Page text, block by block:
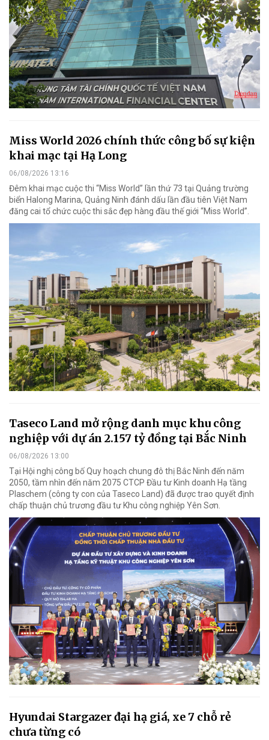
Miss World 2026 chính thức công bố sự kiện
khai mạc tại Hạ Long
06/08/2026 13:16
Đêm khai mạc cuộc thi “Miss World” lần thứ 73 tại Quảng trường
biển Halong Marina, Quảng Ninh đánh dấu lần đầu tiên Việt Nam
đăng cai tổ chức cuộc thi sắc đẹp hàng đầu thế giới “Miss World”.
Taseco Land mở rộng danh mục khu công
nghiệp với dự án 2.157 tỷ đồng tại Bắc Ninh
06/08/2026 13:00
Tại Hội nghị công bố Quy hoạch chung đô thị Bắc Ninh đến năm
2050, tầm nhìn đến năm 2075 CTCP Đầu tư Kinh doanh Hạ tầng
Plaschem (công ty con của Taseco Land) đã được trao quyết định
chấp thuận chủ trương đầu tư Khu công nghiệp Yên Sơn.
Hyundai Stargazer đại hạ giá, xe 7 chỗ rẻ
chưa từng có